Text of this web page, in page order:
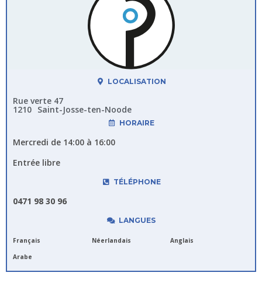
LOCALISATION
Rue verte 47
1210 Saint-Josse-ten-Noode
HORAIRE
Mercredi de 14:00 à 16:00
Entrée libre
TÉLÉPHONE
0471 98 30 96
LANGUES
Français Néerlandais
Anglais
Arabe